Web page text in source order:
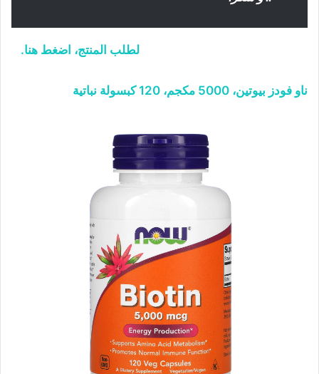
لطلب المنتج، اضغط هنا.
ناو فودز بيوتين، 5000 مكجم، 120 كبسولة نباتية